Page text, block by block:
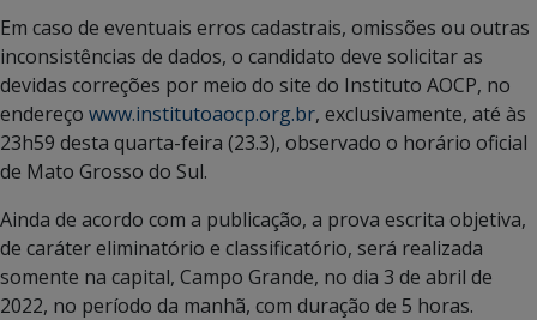
Em caso de eventuais erros cadastrais, omissões ou outras
inconsistências de dados, o candidato deve solicitar as
devidas correções por meio do site do Instituto AOCP, no
endereço www.institutoaocp.org.br, exclusivamente, até às
23h59 desta quarta-feira (23.3), observado o horário oficial
de Mato Grosso do Sul.
Ainda de acordo com a publicação, a prova escrita objetiva,
de caráter eliminatório e classificatório, será realizada
somente na capital, Campo Grande, no dia 3 de abril de
2022, no período da manhã, com duração de 5 horas.